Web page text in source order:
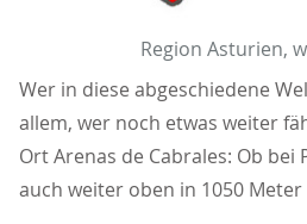
Region Asturien,
Wer in diese abgeschiedene
allem, wer noch etwas weiter
Ort Arenas de Cabrales: Ob bei
auch weiter oben in 1050